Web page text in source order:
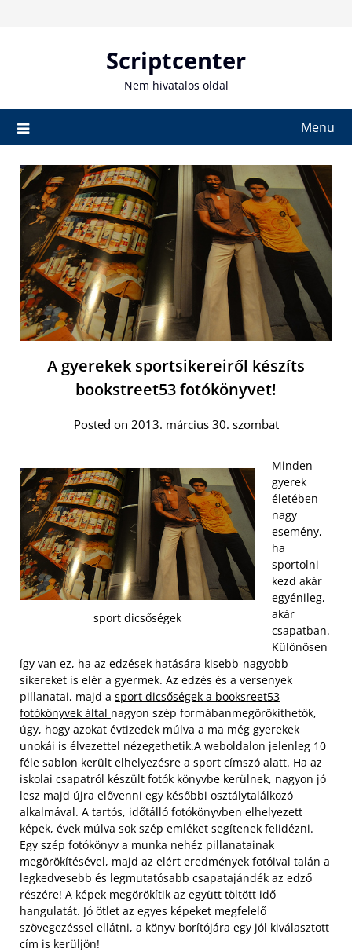
Scriptcenter
Nem hivatalos oldal
Menu
A gyerekek sportsikereiről készíts
bookstreet53 fotókönyvet!
Posted on 2013. március 30. szombat
sport dicsőségek
Minden
gyerek
életében
nagy
esemény,
ha
sportolni
kezd akár
egyénileg,
akár
csapatban.
Különösen
így van ez, ha az edzések hatására kisebb-nagyobb
sikereket is elér a gyermek. Az edzés és a versenyek
pillanatai, majd a sport dicsőségek a booksreet53
fotókönyvek által nagyon szép formábanmegörökíthetők,
úgy, hogy azokat évtizedek múlva a ma még gyerekek
unokái is élvezettel nézegethetik.A weboldalon jelenleg 10
féle sablon került elhelyezésre a sport címszó alatt. Ha az
iskolai csapatról készült fotók könyvbe kerülnek, nagyon jó
lesz majd újra elővenni egy későbbi osztálytalálkozó
alkalmával. A tartós, időtálló fotókönyvben elhelyezett
képek, évek múlva sok szép emléket segítenek felidézni.
Egy szép fotókönyv a munka nehéz pillanatainak
megörökítésével, majd az elért eredmények fotóival talán a
legkedvesebb és legmutatósabb csapatajándék az edző
részére! A képek megörökítik az együtt töltött idő
hangulatát. Jó ötlet az egyes képeket megfelelő
szövegezéssel ellátni, a könyv borítójára egy jól kiválasztott
cím is kerüljön!